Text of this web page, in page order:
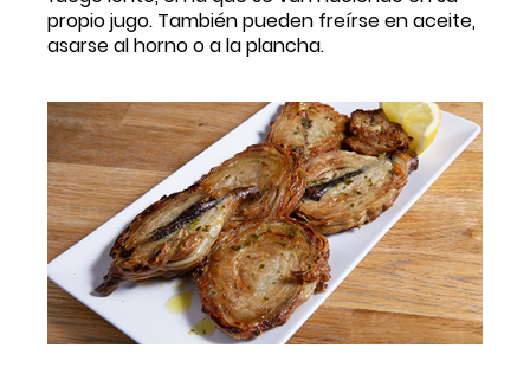
propio jugo. También pueden freírse en aceite,
asarse al horno o a la plancha.